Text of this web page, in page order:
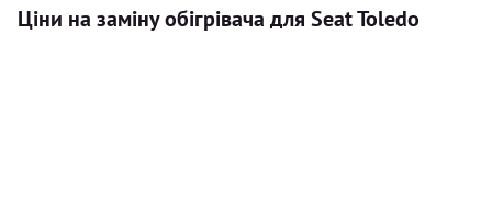
Ціни на заміну обігрівача для Seat Toledo